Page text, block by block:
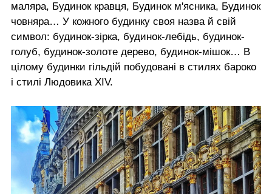
маляра, Будинок кравця, Будинок м'ясника, Будинок
човняра… У кожного будинку своя назва й свій
символ: будинок-зірка, будинок-лебідь, будинок-
голуб, будинок-золоте дерево, будинок-мішок… В
цілому будинки гільдій побудовані в стилях бароко
і стилі Людовика XIV.